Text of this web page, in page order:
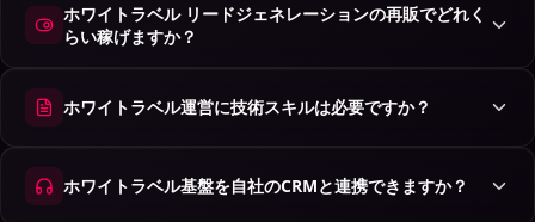
ホワイトラベル リードジェネレーションの再販でどれく
らい稼げますか？
ホワイトラベル運営に技術スキルは必要ですか？
ホワイトラベル基盤を自社のCRMと連携できますか？